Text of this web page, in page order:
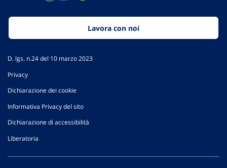
Lavora con noi
D. lgs. n.24 del 10 marzo 2023
Privacy
Dichiarazione dei cookie
Informativa Privacy del sito
Dichiarazione di accessibilità
Liberatoria